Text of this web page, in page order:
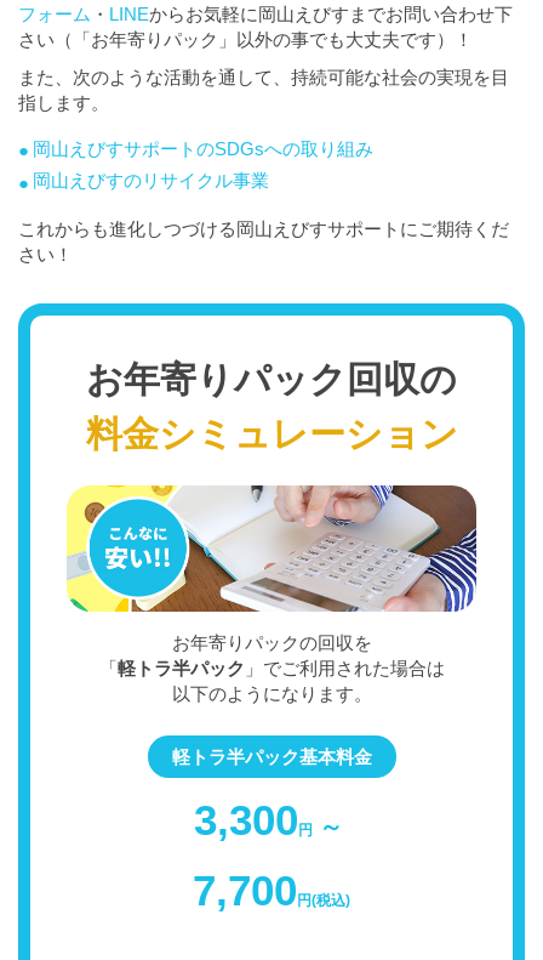
フォーム ・ LINEからお気軽に岡山えびすまでお問い合わせ下
さい（「お年寄りパック」以外の事でも大丈夫です）！
また、次のような活動を通して、持続可能な社会の実現を目
指します。
岡山えびすサポートのSDGsへの取り組み
岡山えびすのリサイクル事業
これからも進化しつづける岡山えびすサポートにご期待くだ
さい！
お年寄りパック回収の
料金シミュレーション
お年寄りパックの回収を
「軽トラ半パック 」でご利用された場合は
以下のようになります。
軽トラ半パック基本料金
3,300円 ～
7,700円(税込)